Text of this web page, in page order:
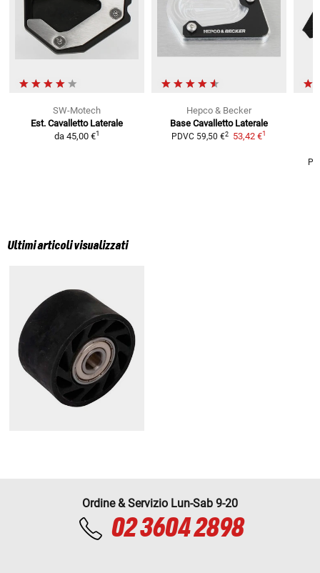
SW-Motech
Est. Cavalletto Laterale
da 45,00 €1
Hepco & Becker
Base Cavalletto Laterale
PDVC 59,50 €2 53,42 €1
Ultimi articoli visualizzati
Ordine & Servizio Lun-Sab 9-20
02 3604 2898